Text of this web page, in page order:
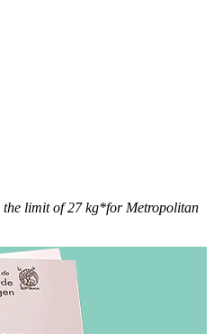
limit of 27 kg*for Metropolitan